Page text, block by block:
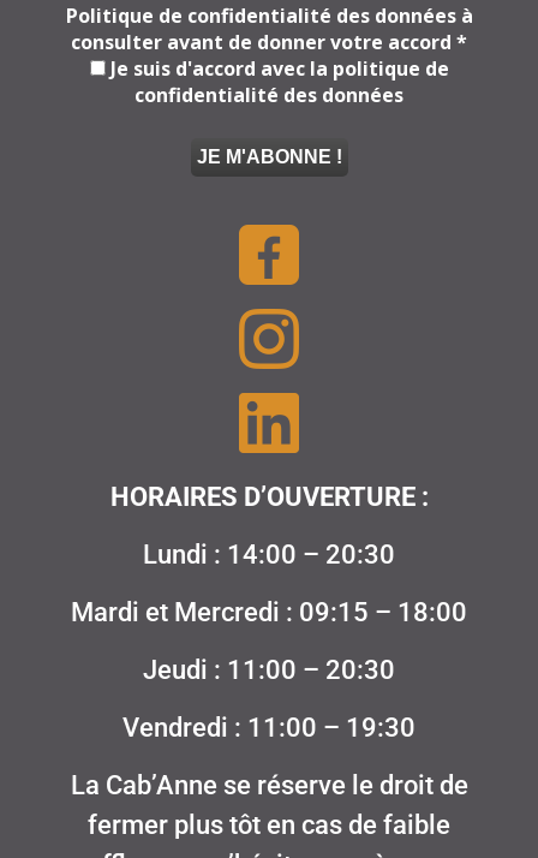
Politique de confidentialité des données à
consulter avant de donner votre accord *
Je suis d'accord avec la politique de
confidentialité des données
HORAIRES D’OUVERTURE :
Lundi : 14:00 – 20:30
Mardi et Mercredi : 09:15 – 18:00
Jeudi : 11:00 – 20:30
Vendredi : 11:00 – 19:30
La Cab’Anne se réserve le droit de
fermer plus tôt en cas de faible